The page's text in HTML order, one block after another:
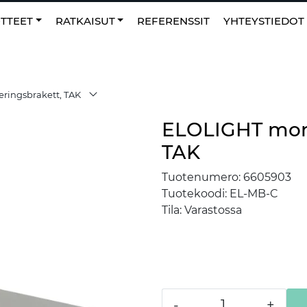
Suosikit NO|
RATKAISUT REFERENSSIT YHTEYSTIEDOT
TAK
ELOLIGHT
TAK
Tuotenumero: 6605903
Tuotekoodi: EL-MB-C
Tila: Varastossa